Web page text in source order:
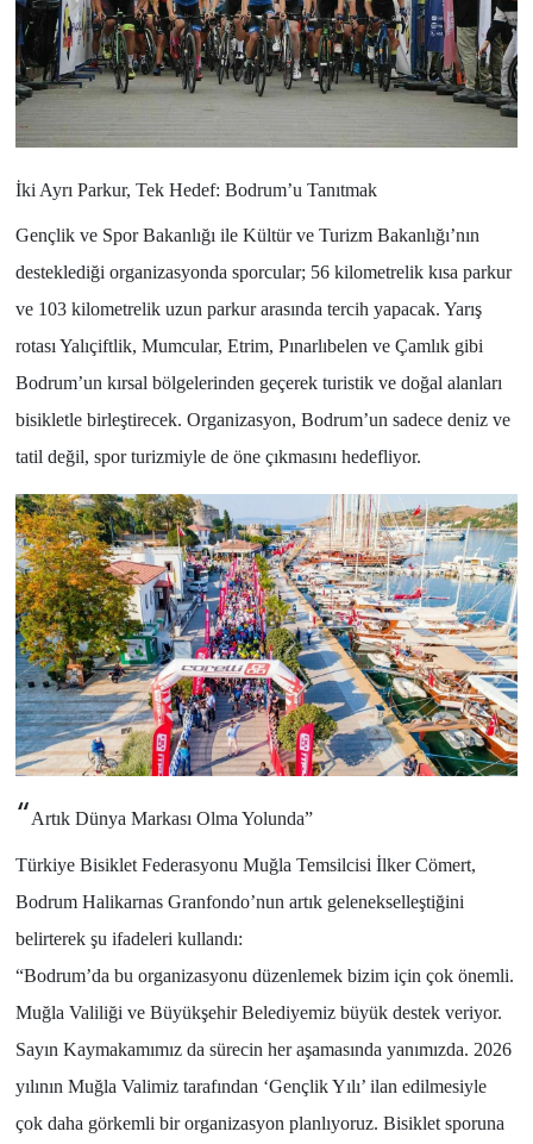
İki Ayrı Parkur, Tek Hedef: Bodrum’u Tanıtmak
Gençlik ve Spor Bakanlığı ile Kültür ve Turizm Bakanlığı’nın
desteklediği organizasyonda sporcular; 56 kilometrelik kısa parkur
ve 103 kilometrelik uzun parkur arasında tercih yapacak. Yarış
rotası Yalıçiftlik, Mumcular, Etrim, Pınarlıbelen ve Çamlık gibi
Bodrum’un kırsal bölgelerinden geçerek turistik ve doğal alanları
bisikletle birleştirecek. Organizasyon, Bodrum’un sadece deniz ve
tatil değil, spor turizmiyle de öne çıkmasını hedefliyor.
“Artık Dünya Markası Olma Yolunda”
Türkiye Bisiklet Federasyonu Muğla Temsilcisi İlker Cömert,
Bodrum Halikarnas Granfondo’nun artık gelenekselleştiğini
belirterek şu ifadeleri kullandı:
“Bodrum’da bu organizasyonu düzenlemek bizim için çok önemli.
Muğla Valiliği ve Büyükşehir Belediyemiz büyük destek veriyor.
Sayın Kaymakamımız da sürecin her aşamasında yanımızda. 2026
yılının Muğla Valimiz tarafından ‘Gençlik Yılı’ ilan edilmesiyle
çok daha görkemli bir organizasyon planlıyoruz. Bisiklet sporuna